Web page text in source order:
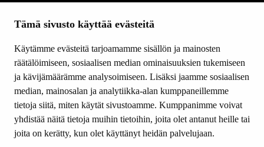
Tämä sivusto käyttää evästeitä
Käytämme evästeitä tarjoamamme sisällön ja mainosten
räätälöimiseen, sosiaalisen median ominaisuuksien tukemiseen
ja kävijämäärämme analysoimiseen. Lisäksi jaamme sosiaalisen
median, mainosalan ja analytiikka-alan kumppaneillemme
tietoja siitä, miten käytät sivustoamme. Kumppanimme voivat
yhdistää näitä tietoja muihin tietoihin, joita olet antanut heille tai
joita on kerätty, kun olet käyttänyt heidän palvelujaan.
Ajankohtaista
Yhteystiedot
SEURAA MEITÄ
Facebook
Instagram